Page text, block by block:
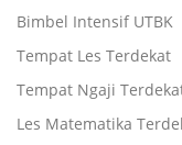
Bimbel Intensif UTBK
Tempat Les Terdekat
Tempat Ngaji
Les Matematika